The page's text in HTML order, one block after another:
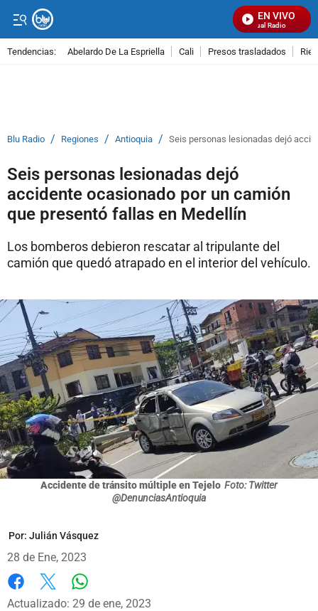
EN VIVO
Señal Visual Radio
Tendencias: Abelardo De La Espriella Cali Presos trasladados
Blu Radio / Regiones / Antioquia / Seis personas lesionadas dejó
Seis personas lesionadas dejó
accidente ocasionado por un camión
que presentó fallas en Medellín
Los bomberos debieron rescatar al tripulante del
camión que quedó atrapado en el interior del vehículo.
Accidente de tránsito múltiple en Tejelo Foto: Twitter
@DenunciasAntioquia
Por: Julián Vásquez
28 de Ene, 2023
Facebook
X
Actualizado: 29 de ene, 2023